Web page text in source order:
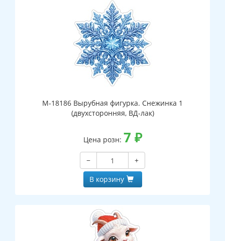
М-18186 Вырубная фигурка. Снежинка 1
(двухсторонняя, ВД-лак)
Цена розн: 7 ₽
−
+
В корзину